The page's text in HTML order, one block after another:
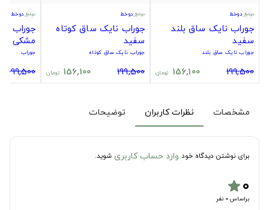
دوخط
جوراب نایک ساق بلند
سفید
جوراب نایک ساق بلند
199,500
156,100 تومان
دوخط
جوراب نایک ساق کوتاه
سفید
جوراب نایک ساق کوتاه
199,500
156,100 تومان
دوخط
جوراب
مشکی
جوراب
199,500
مشخصات نظرات کاربران توضیحات
برای نوشتن دیدگاه خود وارد حساب کاربری شوید.
۰star
براساس 0 نفر